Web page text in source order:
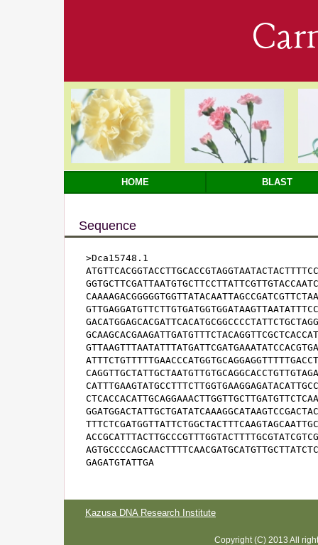
HOME BLAST
Sequence
>Dca15748.1
GAGATGTATTGA
Kazusa DNA Research Institute
Copyright (C) 2013 All